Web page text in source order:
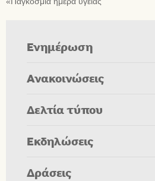
Ενημέρωση
Ανακοινώσεις
Δελτία τύπου
Εκδηλώσεις
Δράσεις